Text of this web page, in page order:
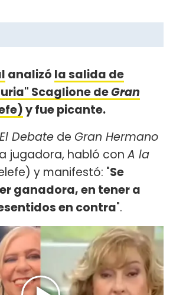
analizó la salida de
Scaglione deGran
y fue picante.
El Debate de Gran Hermano
jugadora, habló conA la
y manifestó: "Se
ganadora, en tener a
en contra".